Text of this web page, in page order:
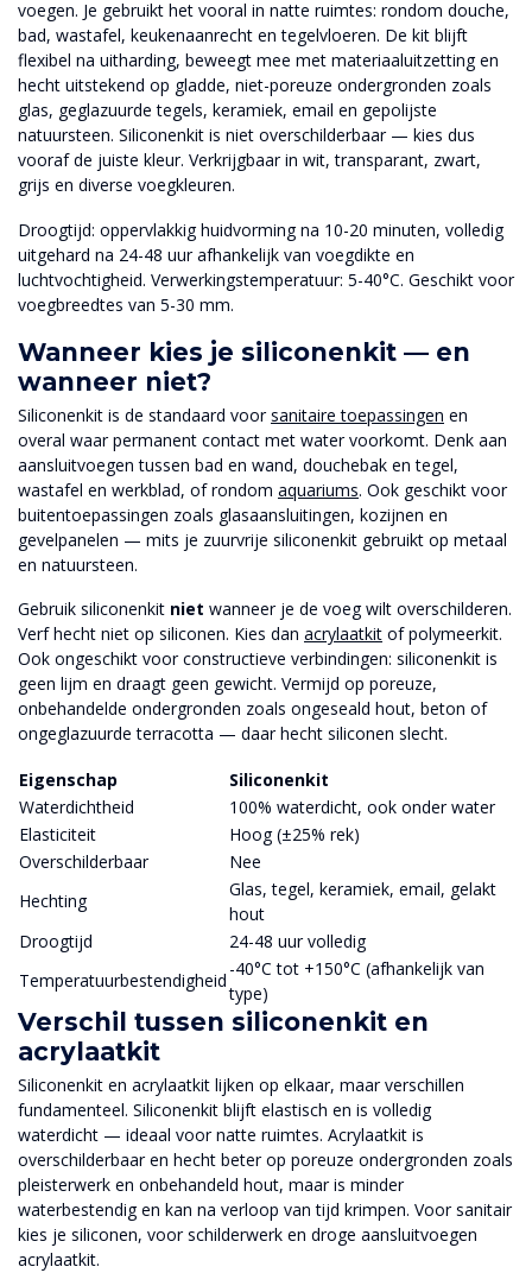
voegen. Je gebruikt het vooral in natte ruimtes: rondom douche,
bad, wastafel, keukenaanrecht en tegelvloeren. De kit blijft
flexibel na uitharding, beweegt mee met materiaaluitzetting en
hecht uitstekend op gladde, niet-poreuze ondergronden zoals
glas, geglazuurde tegels, keramiek, email en gepolijste
natuursteen. Siliconenkit is niet overschilderbaar — kies dus
vooraf de juiste kleur. Verkrijgbaar in wit, transparant, zwart,
grijs en diverse voegkleuren.
Droogtijd: oppervlakkig huidvorming na 10-20 minuten, volledig
uitgehard na 24-48 uur afhankelijk van voegdikte en
luchtvochtigheid. Verwerkingstemperatuur: 5-40°C. Geschikt voor
voegbreedtes van 5-30 mm.
Wanneer kies je siliconenkit — en
wanneer niet?
Siliconenkit is de standaard voorsanitaire toepassingen en
overal waar permanent contact met water voorkomt. Denk aan
aansluitvoegen tussen bad en wand, douchebak en tegel,
wastafel en werkblad, of rondom aquariums. Ook geschikt voor
buitentoepassingen zoals glasaansluitingen, kozijnen en
gevelpanelen — mits je zuurvrije siliconenkit gebruikt op metaal
en natuursteen.
Gebruik siliconenkit niet wanneer je de voeg wilt overschilderen.
Verf hecht niet op siliconen. Kies dan acrylaatkit of polymeerkit.
Ook ongeschikt voor constructieve verbindingen: siliconenkit is
geen lijm en draagt geen gewicht. Vermijd op poreuze,
onbehandelde ondergronden zoals ongeseald hout, beton of
ongeglazuurde terracotta — daar hecht siliconen slecht.
Eigenschap
Siliconenkit
Waterdichtheid
100% waterdicht, ook onder water
Elasticiteit
Hoog (±25% rek)
Overschilderbaar
Nee
Hechting
Glas, tegel, keramiek, email, gelakt
hout
Droogtijd
24-48 uur volledig
Temperatuurbestendigheid
-40°C tot +150°C (afhankelijk van
type)
Verschil tussen siliconenkit en
acrylaatkit
Siliconenkit en acrylaatkit lijken op elkaar, maar verschillen
fundamenteel. Siliconenkit blijft elastisch en is volledig
waterdicht — ideaal voor natte ruimtes. Acrylaatkit is
overschilderbaar en hecht beter op poreuze ondergronden zoals
pleisterwerk en onbehandeld hout, maar is minder
waterbestendig en kan na verloop van tijd krimpen. Voor sanitair
kies je siliconen, voor schilderwerk en droge aansluitvoegen
acrylaatkit.